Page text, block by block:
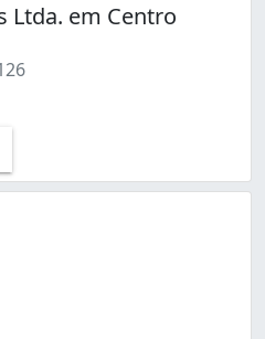
Ltda. em Centro